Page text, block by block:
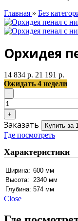
Главная » Без
Орхидея
14 834 р. 21 191 р.
Ожидать 4 недели
Заказать Купить за
Где посмотреть
Характеристики
Ширина: 600 мм
Высота:
2340 мм
Глубина: 574 мм
Close